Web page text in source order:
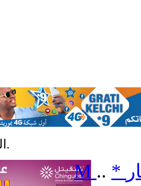
التعليقات مغلقة.
M .. *